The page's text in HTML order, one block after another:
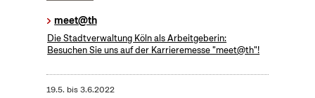
meet@th
Die Stadtverwaltung Köln als Arbeitgeberin:
Besuchen Sie uns auf der Karrieremesse "meet@th"!
19.5. bis3.6.2022